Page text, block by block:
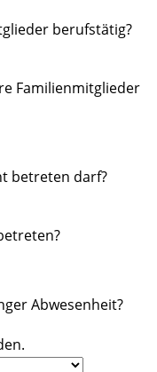
berufstätig?
Familienmitglieder
betreten darf?
Abwesenheit?